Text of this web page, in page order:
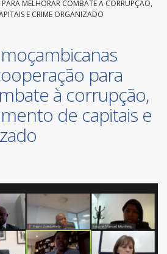
MELHORAR COMBATE À CORRUPÇÃO,
E CRIME ORGANIZADO
para
à corrupção,
de capitais e